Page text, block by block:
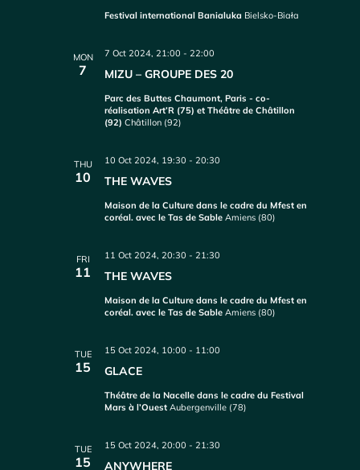
Festival international Banialuka Bielsko-Biała
MON
7 MIZU – GROUPE DES 20
7 Oct 2024, 21:00 -22:00
Parc des Buttes Chaumont, Paris - co-
réalisation Art’R (75) et Théâtre de Châtillon
(92)Châtillon (92)
THU
10 THE WAVES
10 Oct 2024, 19:30 -20:30
Maison de la Culture dans le cadre du Mfest en
coréal. avec le Tas de SableAmiens (80)
FRI
11 THE WAVES
11 Oct 2024, 20:30 -21:30
Maison de la Culture dans le cadre du Mfest en
coréal. avec le Tas de SableAmiens (80)
TUE
15 GLACE
15 Oct 2024, 10:00 - 11:00
Théâtre de la Nacelle dans le cadre du Festival
Mars à l’OuestAubergenville (78)
TUE
15 ANYWHERE
15 Oct 2024, 20:00 -21:30